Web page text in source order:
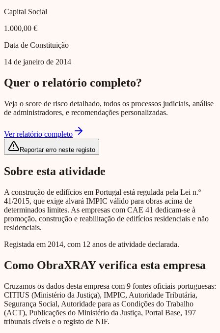
Capital Social
1.000,00 €
Data de Constituição
14 de janeiro de 2014
Quer o relatório completo?
Veja o score de risco detalhado, todos os processos judiciais, análise
de administradores, e recomendações personalizadas.
Ver relatório completo
Reportar erro neste registo
Sobre esta atividade
A construção de edifícios em Portugal está regulada pela Lei n.º
41/2015, que exige alvará IMPIC válido para obras acima de
determinados limites. As empresas com CAE 41 dedicam-se à
promoção, construção e reabilitação de edifícios residenciais e não
residenciais.
Registada em 2014, com 12 anos de atividade declarada.
Como ObraXRAY verifica esta empresa
Cruzamos os dados desta empresa com 9 fontes oficiais portuguesas:
CITIUS (Ministério da Justiça), IMPIC, Autoridade Tributária,
Segurança Social, Autoridade para as Condições do Trabalho
(ACT), Publicações do Ministério da Justiça, Portal Base, 197
tribunais cíveis e o registo de NIF.